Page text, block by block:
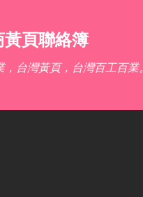
黃頁聯絡簿
台灣黃頁，台灣百工百業。